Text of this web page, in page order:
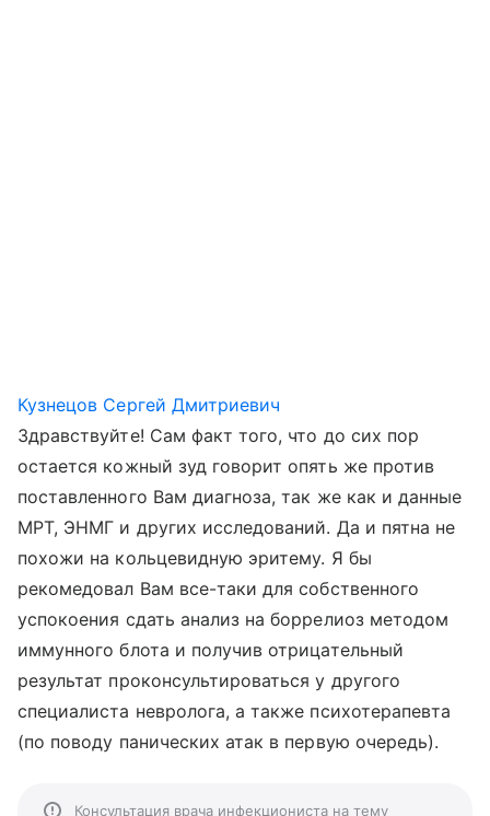
Кузнецов Сергей Дмитриевич
Здравствуйте! Сам факт того, что до сих пор
остается кожный зуд говорит опять же против
поставленного Вам диагноза, так же как и данные
МРТ, ЭНМГ и других исследований. Да и пятна не
похожи на кольцевидную эритему. Я бы
рекомедовал Вам все-таки для собственного
успокоения сдать анализ на боррелиоз методом
иммунного блота и получив отрицательный
результат проконсультироваться у другого
специалиста невролога, а также психотерапевта
(по поводу панических атак в первую очередь).
Консультация врача инфекциониста на тему